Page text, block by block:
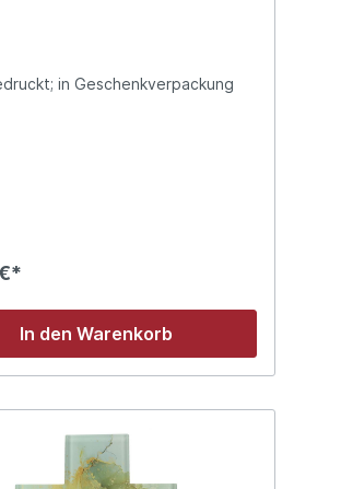
in Geschenkverpackung
In den Warenkorb